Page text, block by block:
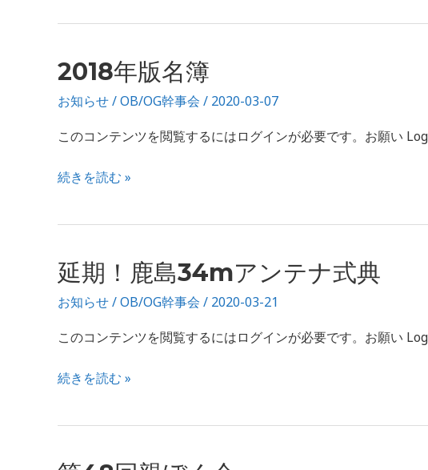
2018年版名簿
お知らせ/OB/OG幹事会 / 2020-03-07
このコンテンツを閲覧するにはログインが必要です。お願い
2018
版
名
続きを読む »
延期！鹿島34mアンテナ式典
お知らせ/OB/OG幹事会 / 2020-03-21
このコンテンツを閲覧するにはログインが必要です。お願い
延
期！
鹿
島
ア
式
続きを読む »